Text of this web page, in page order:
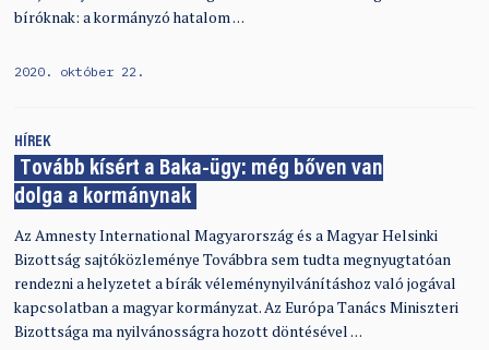
bíróknak: a kormányzó hatalom …
2020. október 22.
HÍREK
Tovább kísért a Baka-ügy: még bőven van
dolga a kormánynak
Az Amnesty International Magyarország és a Magyar Helsinki
Bizottság sajtóközleménye Továbbra sem tudta megnyugtatóan
rendezni a helyzetet a bírák véleménynyilvánításhoz való jogával
kapcsolatban a magyar kormányzat. Az Európa Tanács Miniszteri
Bizottsága ma nyilvánosságra hozott döntésével …